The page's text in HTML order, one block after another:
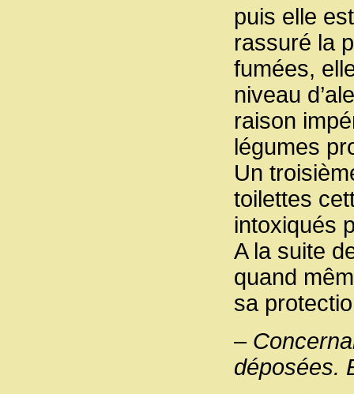
puis elle
rassuré la
fumées,
niveau
raison
légumes
Un
toilettes
intoxiqués
A la suite
quand
sa
–
déposées.